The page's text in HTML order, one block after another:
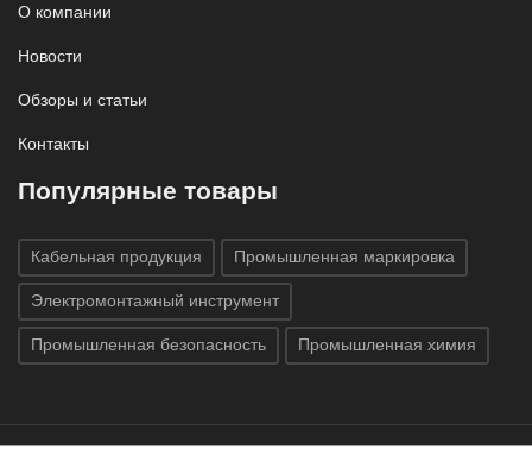
О компании
Новости
Обзоры и статьи
Контакты
Популярные товары
Кабельная продукция Промышленная маркировка
Электромонтажный инструмент
Промышленная безопасность Промышленная химия